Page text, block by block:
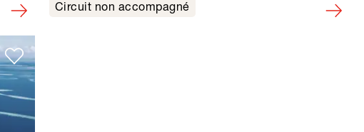
Circuit non accompagné